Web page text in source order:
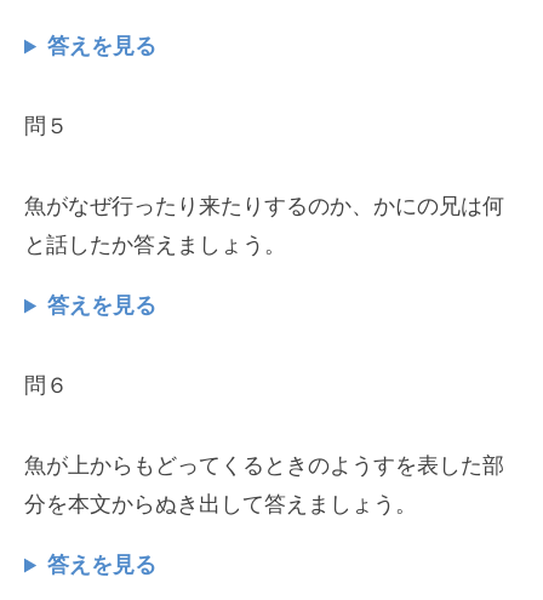
答えを見る
問５
魚がなぜ行ったり来たりするのか、かにの兄は何
と話したか答えましょう。
答えを見る
問６
魚が上からもどってくるときのようすを表した部
分を本文からぬき出して答えましょう。
答えを見る